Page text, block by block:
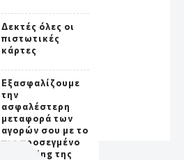
Δεκτές όλες οι
πιστωτικές
κάρτες
Εξασφαλίζουμε
την
ασφαλέστερη
μεταφορά των
αγορών σου με το
πιο προσεγμένο
packaging της